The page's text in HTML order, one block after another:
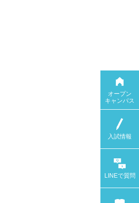
オープン
キャンパス
入試情報
LINEで質問